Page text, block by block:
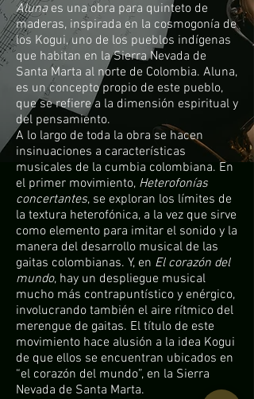
Aluna es una obra para quinteto de
maderas, inspirada en la cosmogonía de
los Kogui, uno de los pueblos indígenas
que habitan en la Sierra Nevada de
Santa Marta al norte de Colombia. Aluna,
es un concepto propio de este pueblo,
que se refiere a la dimensión espiritual y
del pensamiento.
A lo largo de toda la obra se hacen
insinuaciones a características
musicales de la cumbia colombiana. En
el primer movimiento, Heterofonías
concertantes, se exploran los límites de
la textura heterofónica, a la vez que sirve
como elemento para imitar el sonido y la
manera del desarrollo musical de las
gaitas colombianas. Y, en El corazón del
mundo, hay un despliegue musical
mucho más contrapuntístico y enérgico,
involucrando también el aire rítmico del
merengue de gaitas. El título de este
movimiento hace alusión a la idea Kogui
de que ellos se encuentran ubicados en
“el corazón del mundo”, en la Sierra
Nevada de Santa Marta.